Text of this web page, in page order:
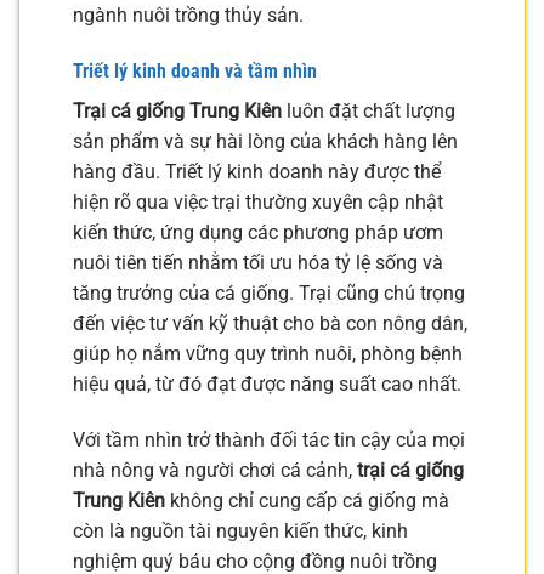
ngành nuôi trồng thủy sản.
Triết lý kinh doanh và tầm nhìn
Trại cá giống Trung Kiên luôn đặt chất lượng
sản phẩm và sự hài lòng của khách hàng lên
hàng đầu. Triết lý kinh doanh này được thể
hiện rõ qua việc trại thường xuyên cập nhật
kiến thức, ứng dụng các phương pháp ươm
nuôi tiên tiến nhằm tối ưu hóa tỷ lệ sống và
tăng trưởng của cá giống. Trại cũng chú trọng
đến việc tư vấn kỹ thuật cho bà con nông dân,
giúp họ nắm vững quy trình nuôi, phòng bệnh
hiệu quả, từ đó đạt được năng suất cao nhất.
Với tầm nhìn trở thành đối tác tin cậy của mọi
nhà nông và người chơi cá cảnh, trại cá giống
Trung Kiên không chỉ cung cấp cá giống mà
còn là nguồn tài nguyên kiến thức, kinh
nghiệm quý báu cho cộng đồng nuôi trồng